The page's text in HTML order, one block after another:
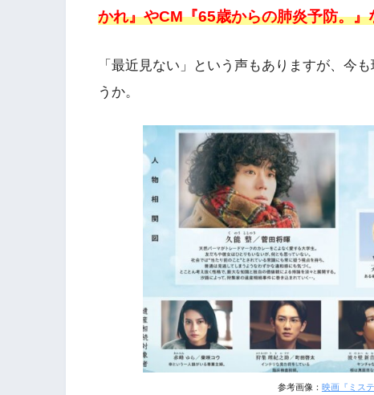
かれ』やCM『65歳からの肺炎予防。
「最近見ない」という声もありますが、今
うか。
参考画像： 映画『ミス